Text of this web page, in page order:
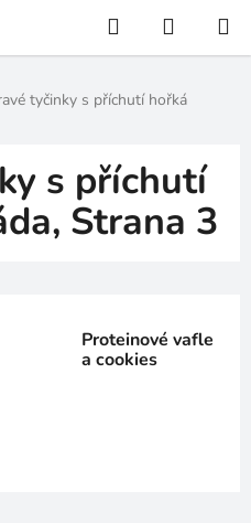
Hledat
KOŠÍK
tyčinky s příchutí hořká
s příchutí
, Strana 3
Proteinové vafle
a cookies